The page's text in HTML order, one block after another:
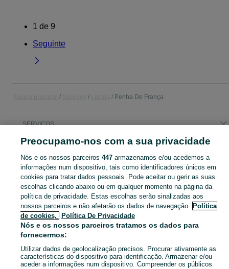
1 de 9
Seguinte
Penha De França
SERVIÇOS
Navegue pelos últimos anúncios de Serviços em Penha De França no OLX Portugal. Compre e venda produtos locais com facilidade e segurança. Mostrar
Mapa do site
Mapa das freguesias
Mapa de mini-sites
Preocupamo-nos com a sua privacidade
Nós e os nossos parceiros 447armazenamos e/ou acedemos a
informações num dispositivo, tais como identificadores únicos em
cookies para tratar dados pessoais. Pode aceitar ou gerir as suas
escolhas clicando abaixo ou em qualquer momento na página da
política de privacidade. Estas escolhas serão sinalizadas aos
nossos parceiros e não afetarão os dados de navegação. Política
de cookies,
Política De Privacidade
Nós e os nossos parceiros tratamos os dados para
fornecermos:
Utilizar dados de geolocalização precisos. Procurar ativamente as
características do dispositivo para identificação. Armazenar e/ou
aceder a informações num dispositivo. Compreender os públicos